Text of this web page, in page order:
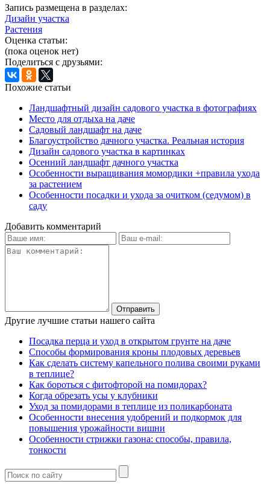
Запись размещена в разделах:
Дизайн участка
Растения
Оценка статьи:
(пока оценок нет)
Поделиться с друзьями:
Похожие статьи
Ландшафтный дизайн садового участка в фотографиях
Место для отдыха на даче
Садовый ландшафт на даче
Благоустройство дачного участка. Реальная история
Дизайн садового участка в картинках
Осенний ландшафт дачного участка
Особенности выращивания момордики +правила ухода
за растением
Особенности посадки и ухода за очитком (седумом) в
саду
Добавить комментарий
Другие лучшие статьи нашего сайта
Посадка перца и уход в открытом грунте на даче
Способы формирования кроны плодовых деревьев
Как сделать систему капельного полива своими руками
в теплице?
Как бороться с фитофторой на помидорах?
Когда обрезать усы у клубники
Уход за помидорами в теплице из поликарбоната
Особенности внесения удобрений и подкормок для
повышения урожайности вишни
Особенности стрижки газона: способы, правила,
тонкости